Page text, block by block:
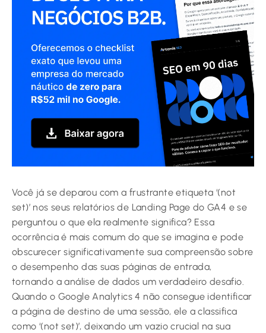
Você já se deparou com a frustrante etiqueta ‘(not
set)’ nos seus relatórios de Landing Page do GA4 e se
perguntou o que ela realmente significa? Essa
ocorrência é mais comum do que se imagina e pode
obscurecer significativamente sua compreensão sobre
o desempenho das suas páginas de entrada,
tornando a análise de dados um verdadeiro desafio.
Quando o Google Analytics 4 não consegue identificar
a página de destino de uma sessão, ele a classifica
como ‘(not set)’, deixando um vazio crucial na sua